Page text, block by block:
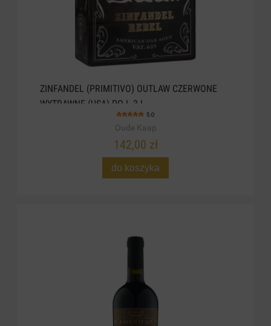
ZINFANDEL (PRIMITIVO) OUTLAW CZERWONE
WYTRAWNE (USA) POJ. 3 L
5.0
Oude Kaap
142,00 zł
do koszyka